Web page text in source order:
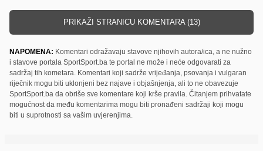
PRIKAŽI STRANICU KOMENTARA (13)
NAPOMENA: Komentari odražavaju stavove njihovih autora/ica, a ne nužno
i stavove portala SportSport.ba te portal ne može i neće odgovarati za
sadržaj tih kometara. Komentari koji sadrže vrijeđanja, psovanja i vulgaran
riječnik mogu biti uklonjeni bez najave i objašnjenja, ali to ne obavezuje
SportSport.ba da obriše sve komentare koji krše pravila. Čitanjem prihvatate
mogućnost da među komentarima mogu biti pronađeni sadržaji koji mogu
biti u suprotnosti sa vašim uvjerenjima.